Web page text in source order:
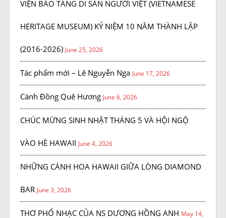
VIỆN BẢO TÀNG DI SẢN NGƯỜI VIỆT (VIETNAMESE
HERITAGE MUSEUM) KỶ NIỆM 10 NĂM THÀNH LẬP
(2016-2026) June 25, 2026
Tác phẩm mới – Lê Nguyễn Nga June 17, 2026
Cánh Đồng Quê Hương June 6, 2026
CHÚC MỪNG SINH NHẬT THÁNG 5 VÀ HỘI NGỘ
VÀO HÈ HAWAII June 4, 2026
NHỮNG CÁNH HOA HAWAII GIỮA LÒNG DIAMOND
BAR June 3, 2026
THƠ PHỔ NHẠC CỦA NS DƯƠNG HỒNG ANH May 14,